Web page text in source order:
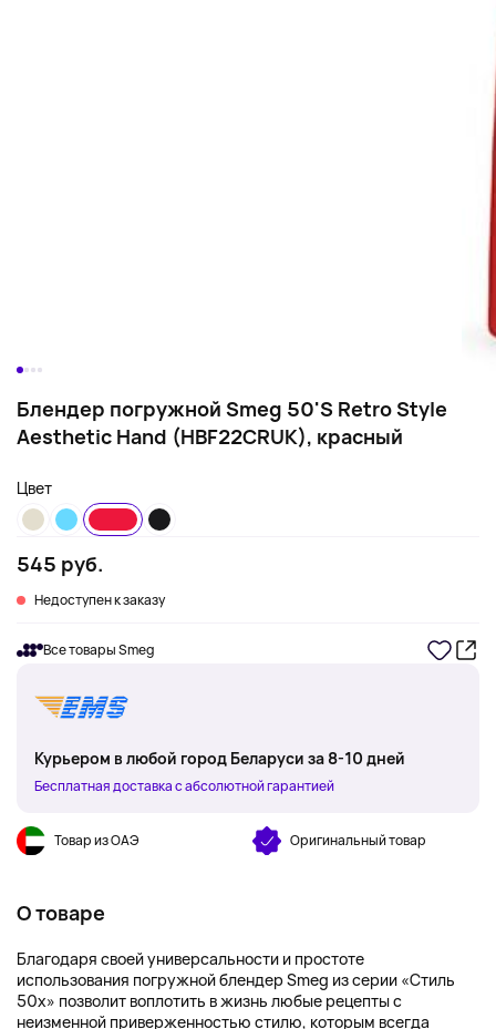
Блендер погружной Smeg 50'S Retro Style
Aesthetic Hand (HBF22CRUK), красный
Цвет
545 руб.
Недоступен к заказу
Все товары Smeg
Курьером в любой город Беларуси за 8-10 дней
Бесплатная доставка с абсолютной гарантией
Товар из ОАЭ Оригинальный товар
О товаре
Благодаря своей универсальности и простоте
использования погружной блендер Smeg из серии «Стиль
50х» позволит воплотить в жизнь любые рецепты с
неизменной приверженностью стилю, которым всегда